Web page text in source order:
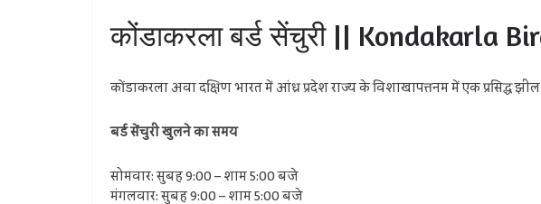
कोंडाकरला बर्ड सेंचुरी || Kondakarla
कोंडाकरला अवा दक्षिण भारत में आंध्र प्रदेश राज्य के विशाखापत्तनम में एक प्रसिद्ध
बर्ड सेंचुरी खुलने का समय
सोमवार: सुबह 9:00 – शाम 5:00 बजे
मंगलवार: सुबह 9:00 – शाम 5:00 बजे